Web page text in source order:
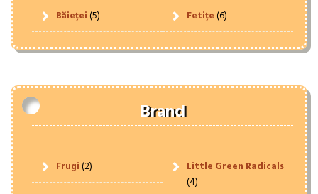
Băieței(5) Fetițe(6)
Brand
Frugi(2)
Little Green Radicals
(4)